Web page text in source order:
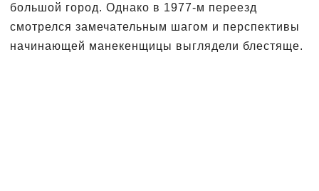
большой город. Однако в 1977-м переезд
смотрелся замечательным шагом и перспективы
начинающей манекенщицы выглядели блестяще.